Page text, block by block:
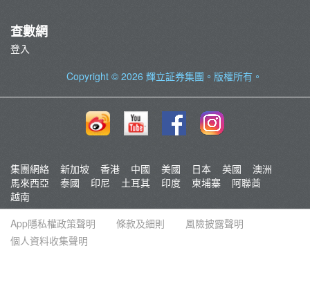
查數網
登入
Copyright © 2026 輝立証券集團 。版權所有。
集團網絡 新加坡 香港 中國 美國 日本 英國
澳洲
馬來西亞
泰國 印尼 土耳其 印度 柬埔寨
阿聯酋
越南
App隱私權政策聲明
條款及細則
風險披露聲明
個人資料收集聲明